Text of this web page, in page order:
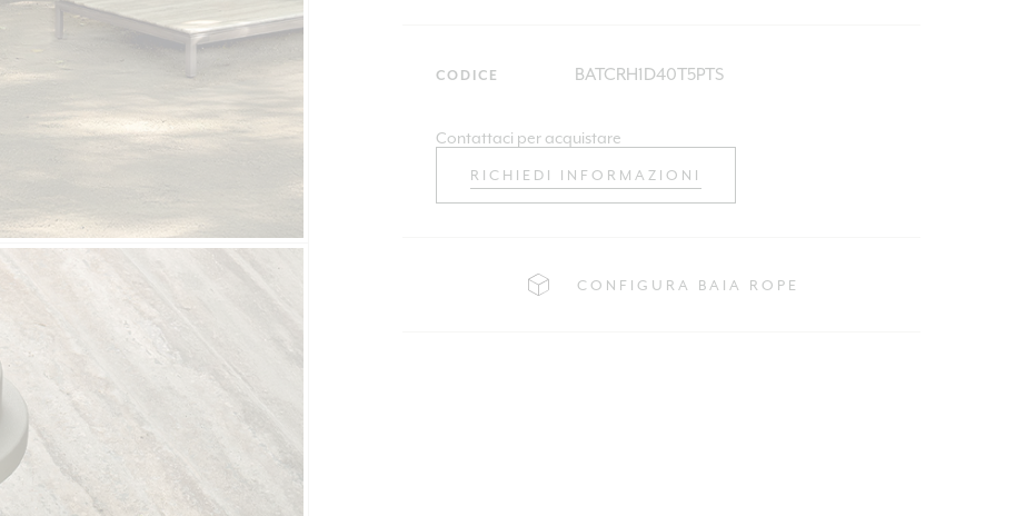
CODICE BATCRH1D40T5PTS
Contattaci per acquistare
RICHIEDI INFORMAZIONI
CONFIGURA BAIA ROPE